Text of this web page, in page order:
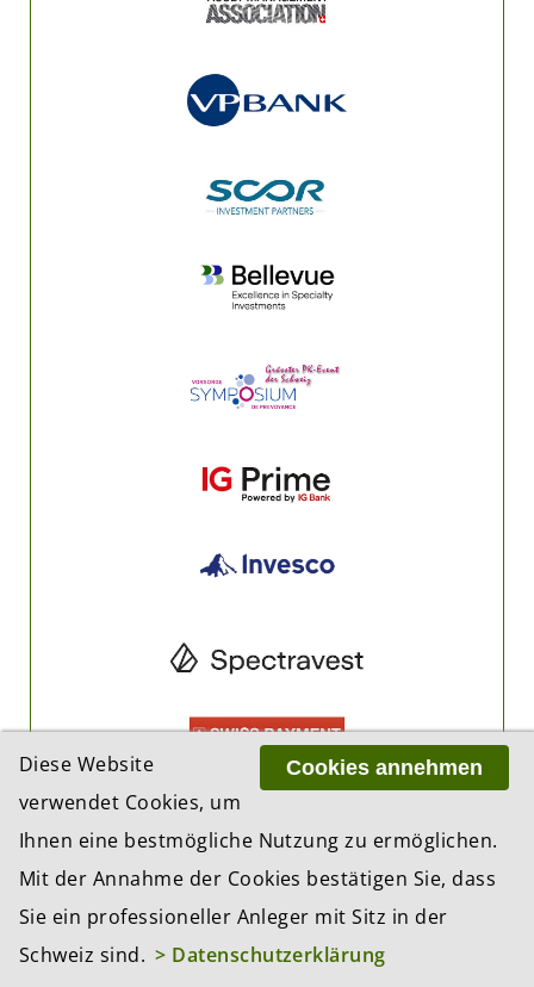
Cookies annehmen
Diese Website
verwendet Cookies, um
Ihnen eine bestmögliche Nutzung zu ermöglichen.
Mit der Annahme der Cookies bestätigen Sie, dass
Sie ein professioneller Anleger mit Sitz in der
Schweiz sind. > Datenschutzerklärung